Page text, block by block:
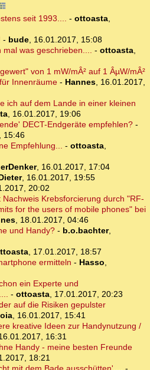
seit 1993.... - ottoasta,
- bude, 16.01.2017, 15:08
mal was geschrieben.... - ottoasta,
von 1 mW/mÂ² auf 1 ÂµW/mÂ²
Innenräume - Hannes, 16.01.2017,
ich auf dem Lande in einer kleinen
, 16.01.2017, 19:06
DECT-Endgeräte empfehlen?-
15:46
Empfehlung... - ottoasta,
, 16.01.2017, 17:04
, 16.01.2017, 19:55
20:02
Krebsforcierung durch "RF-
for the users of mobile phones" bei
, 18.01.2017, 04:46
und Handy?- b.o.bachter,
, 17.01.2017, 18:57
ermitteln - Hasso,
ein Experte und
- ottoasta, 17.01.2017, 20:23
auf die Risiken gepulster
, 16.01.2017, 15:41
kreative Ideen zur Handynutzung /
16:31
Handy - meine besten Freunde
18:21